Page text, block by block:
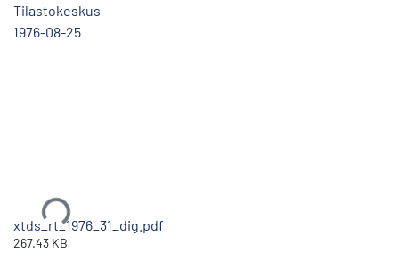
Tilastokeskus
1976-08-25
Ladataan...
xtds_rt_1976_31_dig.pdf
267.43 KB